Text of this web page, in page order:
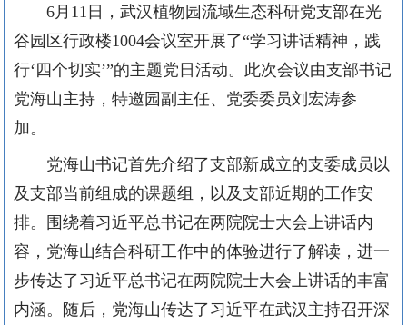
6 月 11 日，武汉植物园流域生态科研党支部在光
谷园区行政楼1004会议室开展了“学习讲话精神，践
行‘四个切实’”的主题党日活动。此次会议由支部书记
党海山主持，特邀园副主任、党委委员刘宏涛参
加。
党海山书记首先介绍了支部新成立的支委成员以
及支部当前组成的课题组，以及支部近期的工作安
排。围绕着习近平总书记在两院院士大会上讲话内
容，党海山结合科研工作中的体验进行了解读，进一
步传达了习近平总书记在两院院士大会上讲话的丰富
内涵。随后，党海山传达了习近平在武汉主持召开深